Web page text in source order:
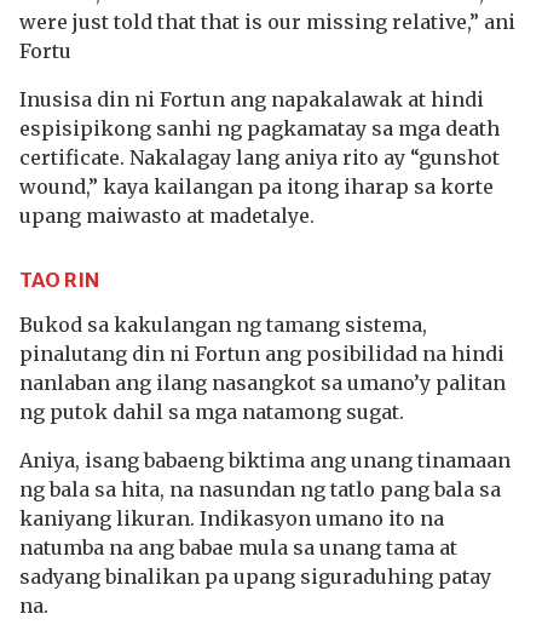
were just told that that is our missing relative,” ani
Fortu
Inusisa din ni Fortun ang napakalawak at hindi
espisipikong sanhi ng pagkamatay sa mga death
certificate. Nakalagay lang aniya rito ay “gunshot
wound,” kaya kailangan pa itong iharap sa korte
upang maiwasto at madetalye.
TAO RIN
Bukod sa kakulangan ng tamang sistema,
pinalutang din ni Fortun ang posibilidad na hindi
nanlaban ang ilang nasangkot sa umano’y palitan
ng putok dahil sa mga natamong sugat.
Aniya, isang babaeng biktima ang unang tinamaan
ng bala sa hita, na nasundan ng tatlo pang bala sa
kaniyang likuran. Indikasyon umano ito na
natumba na ang babae mula sa unang tama at
sadyang binalikan pa upang siguraduhing patay
na.